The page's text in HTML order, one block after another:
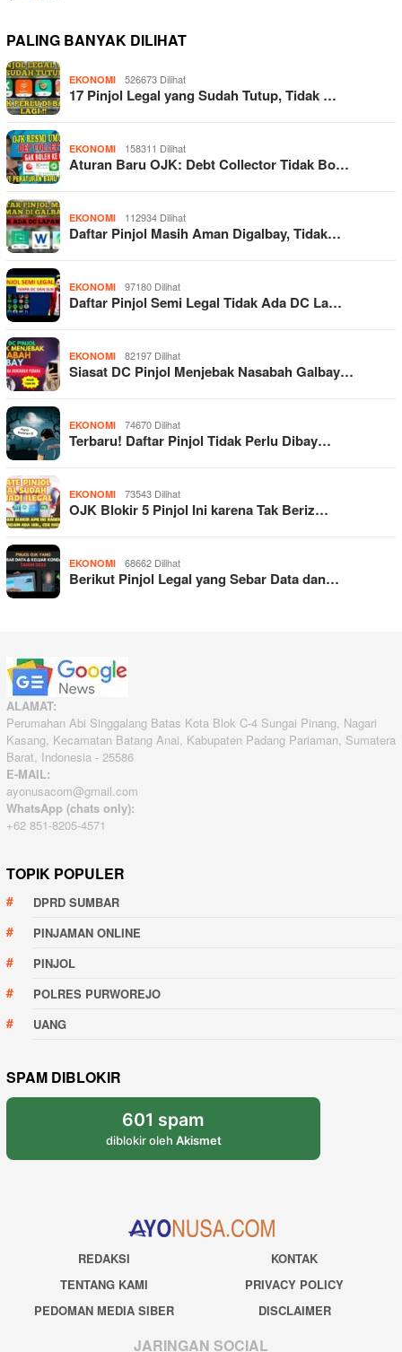
PALING BANYAK DILIHAT
EKONOMI 526673 Dilihat
17 Pinjol Legal yang Sudah Tutup, Tidak …
EKONOMI 158311 Dilihat
Aturan Baru OJK: Debt Collector Tidak Bo…
EKONOMI 112934 Dilihat
Daftar Pinjol Masih Aman Digalbay, Tidak…
EKONOMI 97180 Dilihat
Daftar Pinjol Semi Legal Tidak Ada DC La…
EKONOMI 82197 Dilihat
Siasat DC Pinjol Menjebak Nasabah Galbay…
EKONOMI 74670 Dilihat
Terbaru! Daftar Pinjol Tidak Perlu Dibay…
EKONOMI 73543 Dilihat
OJK Blokir 5 Pinjol Ini karena Tak Beriz…
EKONOMI 68662 Dilihat
Berikut Pinjol Legal yang Sebar Data dan…
ALAMAT:
Perumahan Abi Singgalang Batas Kota Blok C-4 Sungai Pinang, Nagari
Kasang, Kecamatan Batang Anai, Kabupaten Padang Pariaman, Sumatera
Barat, Indonesia - 25586
E-MAIL:
ayonusacom@gmail.com
WhatsApp (chats only):
+62 851-8205-4571
TOPIK POPULER
DPRD SUMBAR
PINJAMAN ONLINE
PINJOL
POLRES PURWOREJO
UANG
SPAM DIBLOKIR
601 spam
diblokir oleh Akismet
REDAKSI
KONTAK
TENTANG KAMI
PRIVACY POLICY
PEDOMAN MEDIA SIBER
DISCLAIMER
JARINGAN SOCIAL